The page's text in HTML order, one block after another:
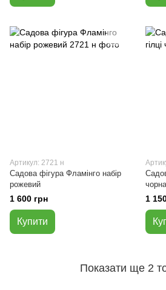
Артикул: 2721 н
Садова фігура Фламінго набір
рожевий
1 600 грн
Купити
чорна
1
Показати ще 2